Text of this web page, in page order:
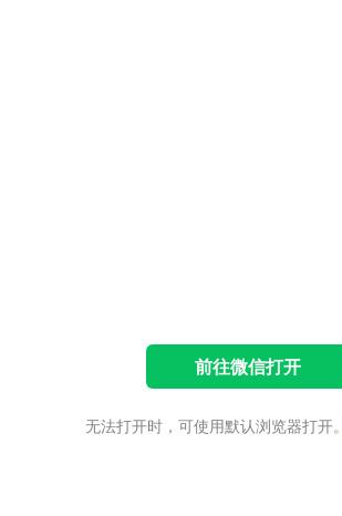
前往微信打开
无法打开时，可使用默认浏览器打开。